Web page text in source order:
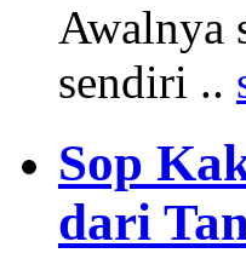
Awalnya
sendiri ..
Sop
dari